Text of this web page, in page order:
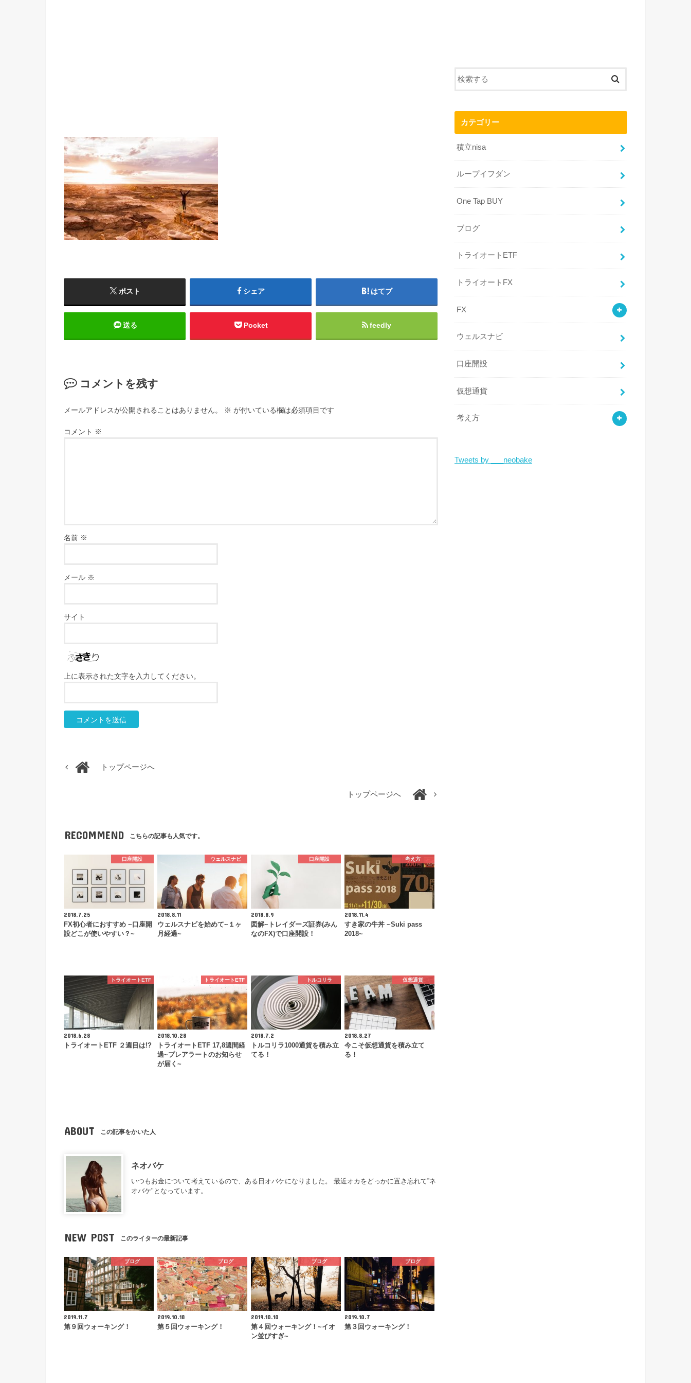
ポスト シェア はてブ
送る Pocket feedly
コメントを残す
メールアドレスが公開されることはありません。 ※ が付いている欄は必須項目です
コメント ※
名前 ※
メール ※
サイト
上に表示された文字を入力してください。
トップページへ
トップページへ
RECOMMEND こちらの記事も人気です。
口座開設
2018.7.25
FX初心者におすすめ ~口座開
設どこが使いやすい？~
ウェルスナビ
2018.8.11
ウェルスナビを始めて~１ヶ
月経過~
口座開設
2018.8.9
図解~トレイダーズ証券(みん
なのFX)で口座開設！
考え方
2018.11.4
すき家の牛丼 ~Suki pass
2018~
トライオートETF
2018.6.28
トライオートETF ２週目は!?
トライオートETF
2018.10.28
トライオートETF 17,8週間経
過~プレアラートのお知らせ
が届く~
トルコリラ
2018.7.2
トルコリラ1000通貨を積み立
てる！
仮想通貨
2018.8.27
今こそ仮想通貨を積み立て
る！
ABOUT この記事をかいた人
ネオバケ
いつもお金について考えているので、ある日オバケになりました。 最近オカをどっかに置き忘れて”ネ
オバケ"となっています。
NEW POST このライターの最新記事
ブログ
2019.11.7
第９回ウォーキング！
ブログ
2019.10.18
第５回ウォーキング！
ブログ
2019.10.10
第４回ウォーキング！~イオ
ン並びすぎ~
ブログ
2019.10.7
第３回ウォーキング！
カテゴリー
積立nisa
ループイフダン
One Tap BUY
ブログ
トライオートETF
トライオートFX
FX
ウェルスナビ
口座開設
仮想通貨
考え方
Tweets by ___neobake